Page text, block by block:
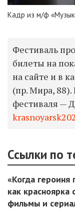
Кадр из м/ф
Фестиваль
билеты на
на сайте и в
(пр. Мира,
фестиваля —
Ссылки по
«Когда героиня
как красноярка
фильмы и